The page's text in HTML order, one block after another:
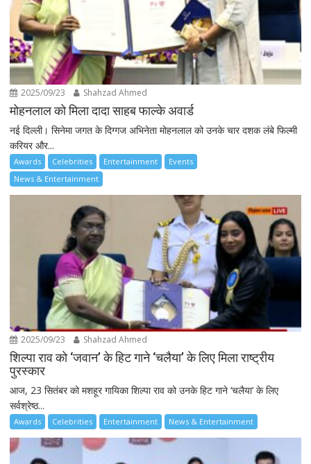
2025/09/23 Shahzad Ahmed
मोहनलाल को मिला दादा साहब फाल्के अवार्ड
नई दिल्ली। सिनेमा जगत के दिग्गज अभिनेता मोहनलाल को उनके चार दशक लंबे फिल्मी
करियर और...
Awards Celebrities Entertainment
Events
News & Entertainment
2025/09/23 Shahzad Ahmed
शिल्पा राव को ‘जवान’ के हिट गाने ‘चलैया’ के लिए मिला राष्ट्रीय
पुरस्कार
आज, 23 सितंबर को मशहूर गायिका शिल्पा राव को उनके हिट गाने ‘चलैया’ के लिए
सर्वश्रेष्ठ...
Awards Celebrities Entertainment News & Entertainment